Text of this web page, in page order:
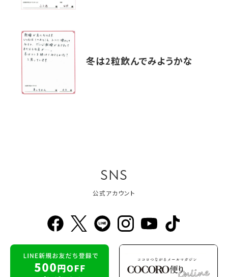
冬は2粒飲んでみようかな
SNS
公式アカウント